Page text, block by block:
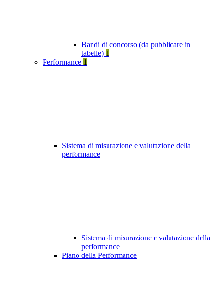
Bandi di concorso (da pubblicare in
tabelle) 1
Performance 1
Sistema di misurazione e valutazione della
performance
Sistema di misurazione e valutazione della
performance
Piano della Performance